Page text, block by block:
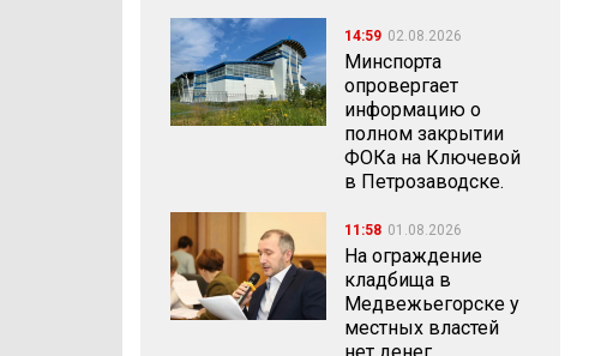
14:59 02.08.2026
Минспорта
опровергает
информацию о
полном закрытии
ФОКа на Ключевой
в Петрозаводске.
11:58 01.08.2026
На ограждение
кладбища в
Медвежьегорске у
местных властей